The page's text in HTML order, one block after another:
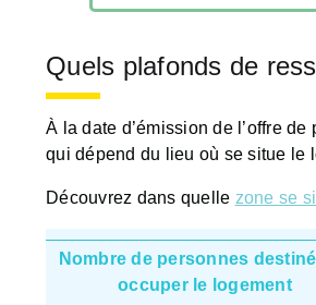
Quels plafonds de
À la date d’émission de l’offre
qui dépend du lieu où se situe le
Découvrez dans quelle zone se
Nombre de personnes
occuper le logement